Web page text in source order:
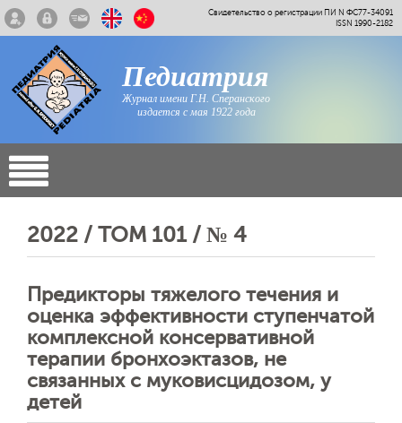
Свидетельство о регистрации ПИ N ФС77-34091
ISSN 1990-2182
Педиатрия
Журнал имени Г.Н. Сперанского
издается с мая 1922 года
2022 / ТОМ 101 / № 4
Предикторы тяжелого течения и
оценка эффективности ступенчатой
комплексной консервативной
терапии бронхоэктазов, не
связанных с муковисцидозом, у
детей